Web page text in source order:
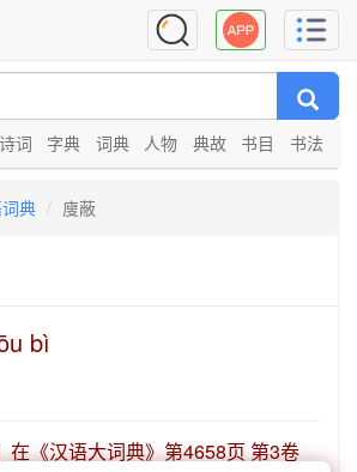
诗词 字典 词典 人物 典故 书目 书法
典 廋蔽
bì
在《汉语大词典》第4658页 第3卷